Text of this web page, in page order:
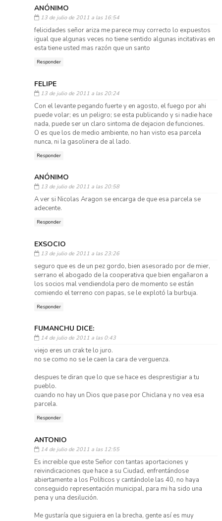
ANÓNIMO
13 de julio de 2011 a las 16:54
felicidades señor ariza me parece muy correcto lo expuestos
igual que algunas veces no tiene sentido algunas incitativas en
esta tiene usted mas razón que un santo
Responder
FELIPE
13 de julio de 2011 a las 20:24
Con el levante pegando fuerte y en agosto, el fuego por ahi
puede volar; es un peligro; se esta publicando y si nadie hace
nada, puede ser un claro sintoma de dejacion de funciones.
O es que los de medio ambiente, no han visto esa parcela
nunca, ni la gasolinera de al lado.
Responder
ANÓNIMO
13 de julio de 2011 a las 20:58
A ver si Nicolas Aragon se encarga de que esa parcela se
adecente.
Responder
EXSOCIO
13 de julio de 2011 a las 23:26
seguro que es de un pez gordo, bien asesorado por de mier,
serrano el abogado de la cooperativa que bien engañaron a
los socios mal vendiendola pero de momento se están
comiendo el terreno con papas, se le explotó la burbuja.
Responder
FUMANCHU DICE:
14 de julio de 2011 a las 0:43
viejo eres un crak te lo juro.
no se como no se le caen la cara de verguenza.
despues te diran que lo que se hace es desprestigiar a tu
pueblo.
cuando no hay un Dios que pase por Chiclana y no vea esa
parcela.
Responder
ANTONIO
14 de julio de 2011 a las 12:55
Es increible que este Señor con tantas aportaciones y
reivindicaciones que hace a su Ciudad, enfrentándose
abiertamente a los Políticos y cantándole las 40, no haya
conseguido representación municipal, para mi ha sido una
pena y una desilución.
Me gustaría que siguiera en la brecha, gente así es muy